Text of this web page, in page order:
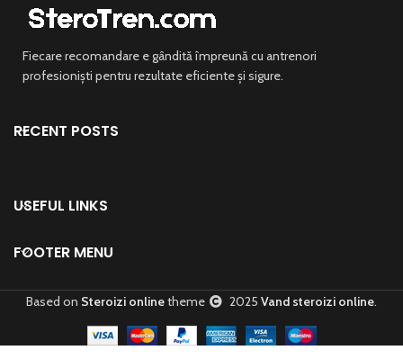
Fiecare recomandare e gândită împreună cu antrenori
profesioniști pentru rezultate eficiente și sigure.
RECENT POSTS
USEFUL LINKS
FOOTER MENU
Based on Steroizi onlinetheme 2025 Vand steroizi online.